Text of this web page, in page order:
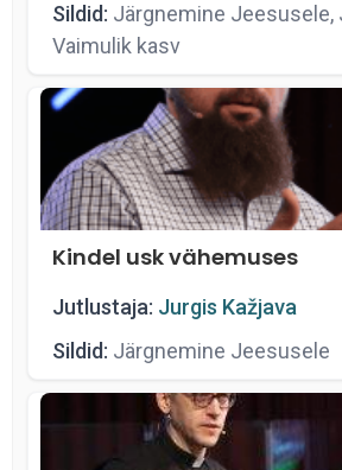
Sildid: Järgnemine Jeesusele,
Vaimulik kasv
Kindel usk vähemuses
Jutlustaja: Jurgis Kažjava
Sildid: Järgnemine Jeesusele